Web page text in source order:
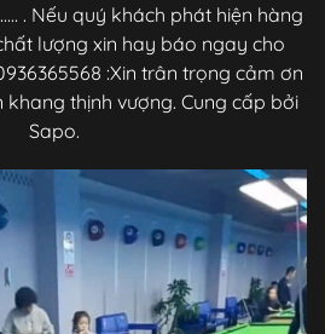
. Nếu quý khách phát hiện hàng
lượng xin hay báo ngay cho
:Xin trân trọng cảm ơn
thịnh vượng. Cung cấp bởi
Sapo.